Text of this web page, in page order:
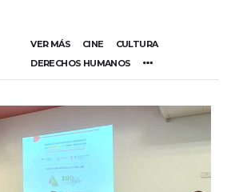
VER MÁS CINE
CULTURA
DERECHOS HUMANOS